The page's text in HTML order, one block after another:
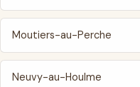
Moutiers-au-Perche
Neuvy-au-Houlme